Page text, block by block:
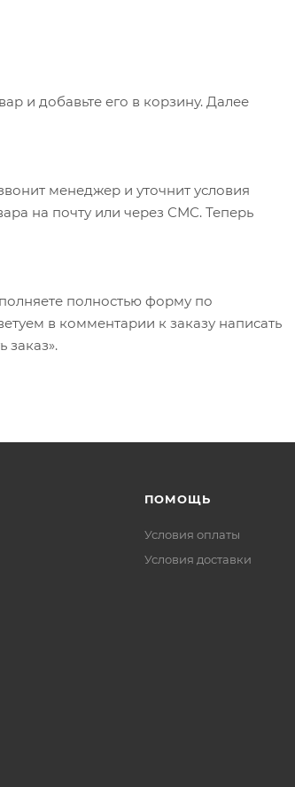
и добавьте его в корзину. Далее
менеджер и уточнит условия
на почту или через СМС. Теперь
полностью форму по
в комментарии к заказу написать
ПОМОЩЬ
Условия оплаты
Условия доставки